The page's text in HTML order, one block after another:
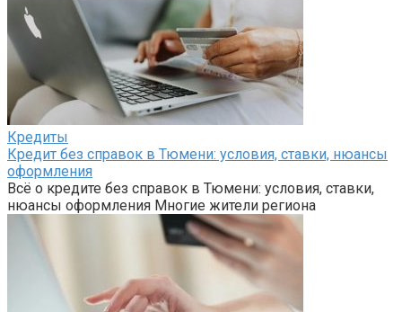
Кредиты
Кредит без справок в Тюмени: условия, ставки, нюансы
оформления
Всё о кредите без справок в Тюмени: условия, ставки,
нюансы оформления Многие жители региона